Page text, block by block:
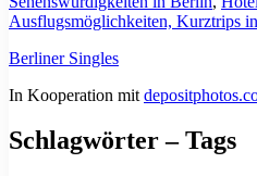
Ausflugsmöglichkeiten, Kurztrips
Berliner Singles
In Kooperation mit
Schlagwörter – Tags